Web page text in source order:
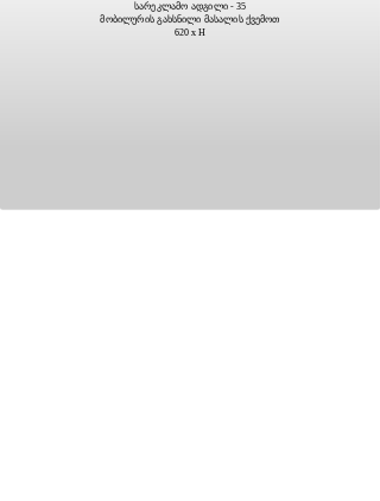
სარეკლამო ადგილი - 35
მობილურის გახსნილი მასალის ქვემოთ
620 x H